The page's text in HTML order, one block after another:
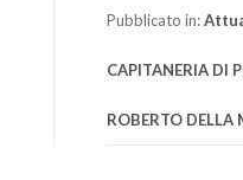
Pubblicato in:
CAPITANERIA DI
ROBERTO DELLA